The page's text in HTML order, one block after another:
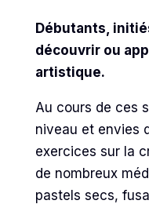
Débutants,
découvrir ou
artistique.
Au cours de ces
niveau et envies
exercices sur la
de nombreux
pastels secs,